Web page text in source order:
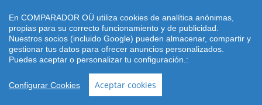
– Aceptan solicitudes
– El primer crédito es de 300 euros máximo
y sucesivamente se puede llegar a 600
euros.
– Abono inmediato teniendo cuenta en uno
de estos Bancos: LaCaixa, Santander,
En COMPARADOR OÜ utiliza cookies de analítica anónimas,
propias para su correcto funcionamiento y de publicidad.
Nuestros socios (incluido Google) pueden almacenar, compartir y
gestionar tus datos para ofrecer anuncios personalizados.
Puedes aceptar o personalizar tu configuración.:
Configurar Cookies Aceptar cookies